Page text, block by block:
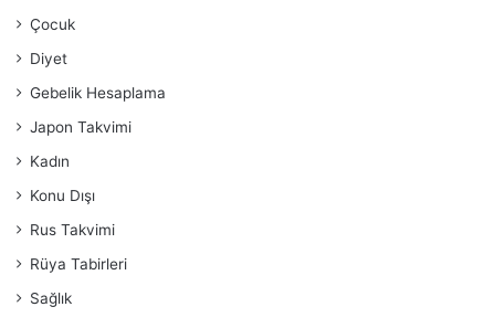
Çocuk
Diyet
Gebelik Hesaplama
Japon Takvimi
Kadın
Konu Dışı
Rus Takvimi
Rüya Tabirleri
Sağlık